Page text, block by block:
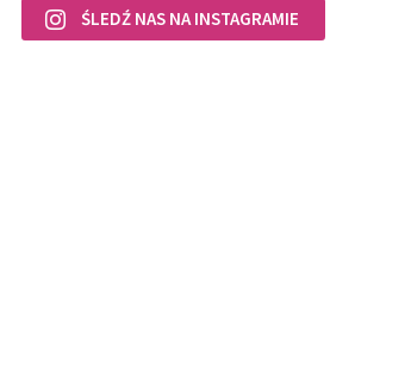
ŚLEDŹ NAS NA INSTAGRAMIE